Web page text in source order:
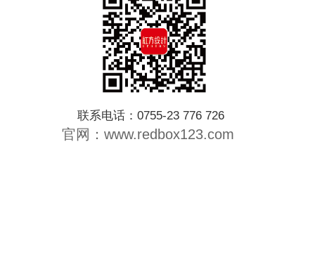
联系电话：0755-23 776 726
官网：www.redbox123.com